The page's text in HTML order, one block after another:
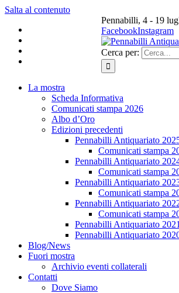
Salta al contenuto
Pennabilli, 4 - 19
FacebookInstagram
Cerca per:
La mostra
Scheda Informativa
Comunicati stampa 2026
Albo d’Oro
Edizioni precedenti
Pennabilli Antiquariato
Comunicati stampa
Pennabilli Antiquariato
Comunicati stampa
Pennabilli Antiquariato
Comunicati stampa
Pennabilli Antiquariato
Comunicati stampa
Pennabilli Antiquariato 2021
Pennabilli Antiquariato
Blog/News
Fuori mostra
Archivio eventi collaterali
Contatti
Dove Siamo